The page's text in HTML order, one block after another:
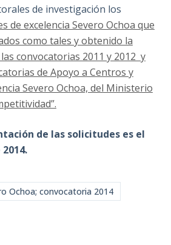
de investigación los
de excelencia Severo Ochoa que
como tales y obtenido la
convocatorias 2011 y 2012 y
de Apoyo a Centros y
Severo Ochoa, del Ministerio
de las solicitudes es el
Ochoa; convocatoria 2014